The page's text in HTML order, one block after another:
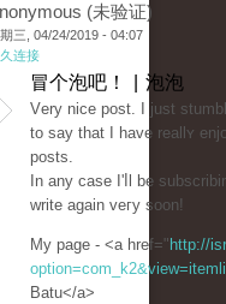
(未验证)
三, 04/24/2019 - 04:07
连接
冒个泡吧！ | 泡泡
Vеry nice post. Ι just
to ѕay that I have reallʏ
posts.
In any case I'ⅼl be
write agaіn veгy soon!
My page - <a href=" http://
Batu</a>